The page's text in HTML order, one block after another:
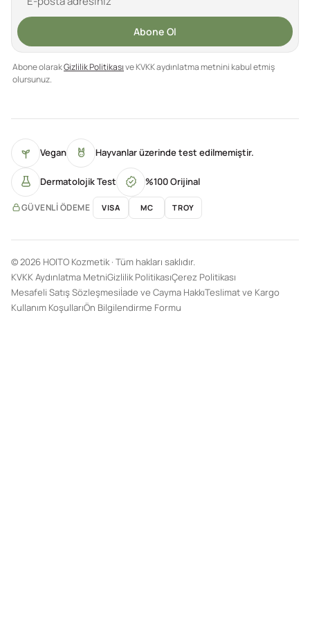
Abone Ol
Abone olarakGizlilik Politikasıve KVKK aydınlatma metnini kabul etmiş
olursunuz.
Vegan Hayvanlar üzerinde test edilmemiştir.
Dermatolojik Test %100 Orijinal
GÜVENLI ÖDEME VISA MC TROY
© 2026 HOITO Kozmetik · Tüm hakları saklıdır.
KVKK Aydınlatma MetniGizlilik PolitikasıÇerez Politikası
Mesafeli Satış Sözleşmesiİade ve Cayma HakkıTeslimat ve Kargo
Kullanım KoşullarıÖn Bilgilendirme Formu